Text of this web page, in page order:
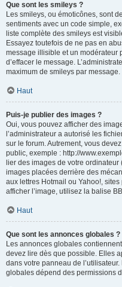
Que sont les smileys ?
Les smileys, ou émoticônes, sont
sentiments avec un code simple,
liste complète des smileys est
Essayez toutefois de ne pas en
message illisible et un modérateur
d’effacer le message.
maximum de smileys par message.
Haut
Puis-je publier des images ?
Oui, vous pouvez afficher des
l’administrateur a autorisé les
sur le forum. Autrement, vous
public, exemple : http://
lier des images de votre
images placées derrière des
aux lettres Hotmail ou Yahoo!,
afficher l’image, utilisez la balise
Haut
Que sont les annonces globales ?
Les annonces globales
devez lire dès que possible. Elles
dans votre panneau de
globales dépend des permissions